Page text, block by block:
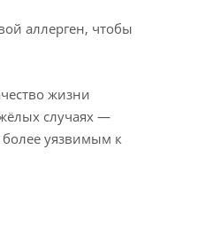
аллерген, чтобы
жизни
случаях —
более уязвимым к